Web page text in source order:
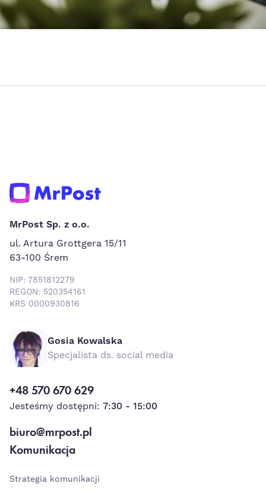
MrPost Sp. z o.o.
ul. Artura Grottgera 15/11
63-100 Śrem
NIP: 7851812279
REGON: 520354161
KRS 0000930816
Gosia Kowalska
Specjalista ds. social media
+48 570 670 629
Jesteśmy dostępni: 7:30 - 15:00
biuro@mrpost.pl
Komunikacja
Strategia komunikacji